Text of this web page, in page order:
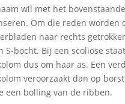
wil met het
Om die reden worden
naar rechts
S-bocht. Bij een scoliose
dus om haar as. Een
veroorzaakt dan op
een bolling van de ribben.